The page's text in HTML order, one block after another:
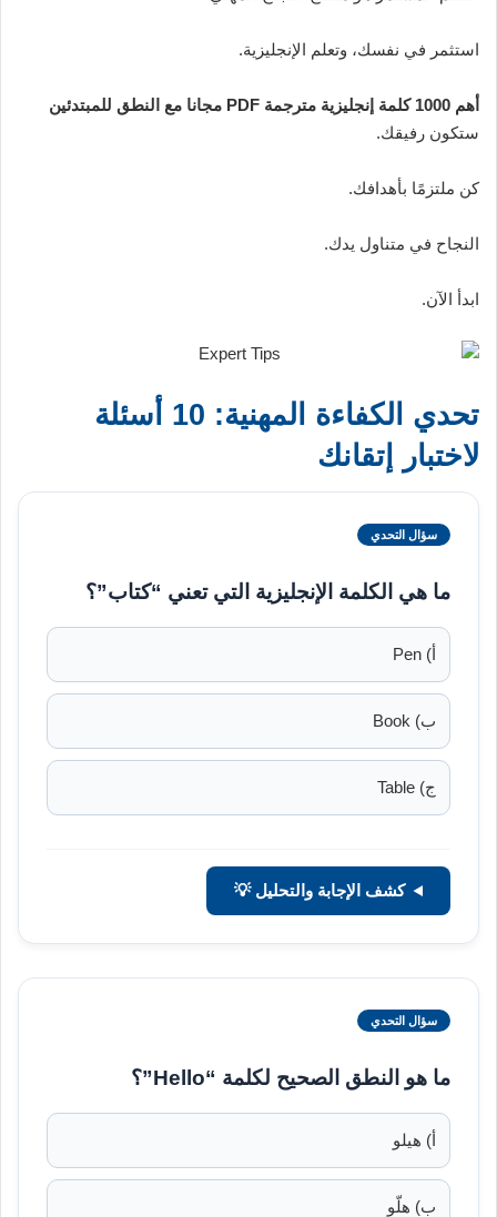
استثمر في نفسك، وتعلم الإنجليزية.
أهم 1000 كلمة إنجليزية مترجمة PDF مجانا مع النطق للمبتدئين
ستكون رفيقك.
كن ملتزمًا بأهدافك.
النجاح في متناول يدك.
ابدأ الآن.
تحدي الكفاءة المهنية: 10 أسئلة
لاختبار إتقانك
سؤال التحدي
ما هي الكلمة الإنجليزية التي تعني “كتاب”؟
أ) Pen
ب) Book
ج) Table
كشف الإجابة والتحليل 💡
سؤال التحدي
ما هو النطق الصحيح لكلمة “Hello”؟
أ) هيلو
ب) هلّو